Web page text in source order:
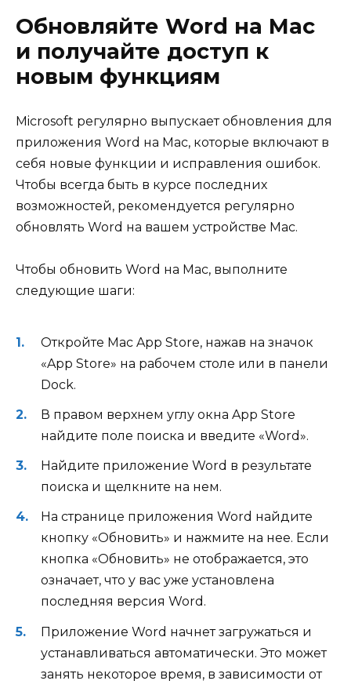
Обновляйте Word на Mac
и получайте доступ к
новым функциям
Microsoft регулярно выпускает обновления для
приложения Word на Mac, которые включают в
себя новые функции и исправления ошибок.
Чтобы всегда быть в курсе последних
возможностей, рекомендуется регулярно
обновлять Word на вашем устройстве Mac.
Чтобы обновить Word на Mac, выполните
следующие шаги:
Откройте Mac App Store, нажав на значок
«App Store» на рабочем столе или в панели
Dock.
В правом верхнем углу окна App Store
найдите поле поиска и введите «Word».
Найдите приложение Word в результате
поиска и щелкните на нем.
На странице приложения Word найдите
кнопку «Обновить» и нажмите на нее. Если
кнопка «Обновить» не отображается, это
означает, что у вас уже установлена
последняя версия Word.
Приложение Word начнет загружаться и
устанавливаться автоматически. Это может
занять некоторое время, в зависимости от